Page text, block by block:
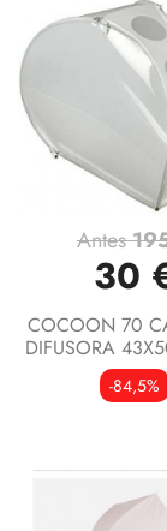
Antes
30
COCOON 70
DIFUSORA
-84,5%